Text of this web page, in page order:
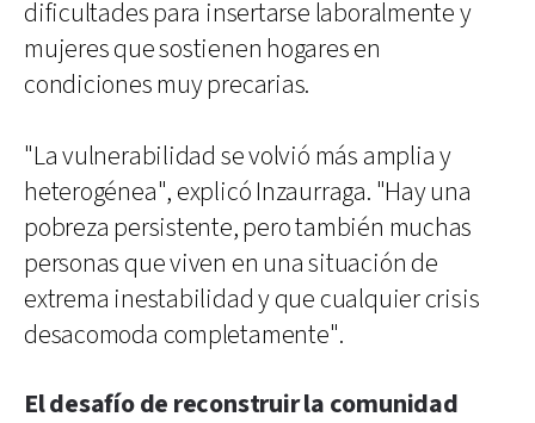
dificultades para insertarse laboralmente y
mujeres que sostienen hogares en
condiciones muy precarias.
"La vulnerabilidad se volvió más amplia y
heterogénea", explicó Inzaurraga. "Hay una
pobreza persistente, pero también muchas
personas que viven en una situación de
extrema inestabilidad y que cualquier crisis
desacomoda completamente".
El desafío de reconstruir la comunidad